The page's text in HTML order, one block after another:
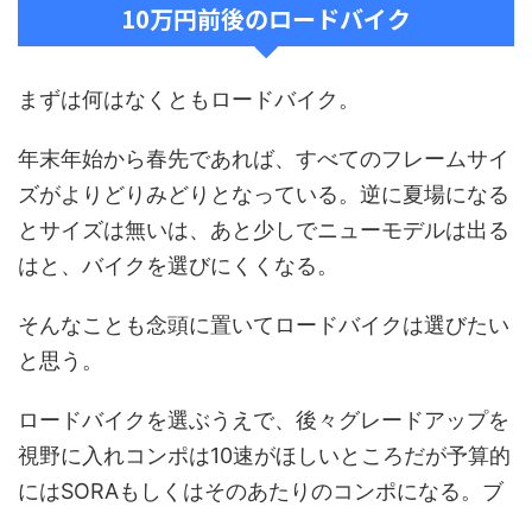
10万円前後のロードバイク
まずは何はなくともロードバイク。
年末年始から春先であれば、すべてのフレームサイ
ズがよりどりみどりとなっている。逆に夏場になる
とサイズは無いは、あと少しでニューモデルは出る
はと、バイクを選びにくくなる。
そんなことも念頭に置いてロードバイクは選びたい
と思う。
ロードバイクを選ぶうえで、後々グレードアップを
視野に入れコンポは10速がほしいところだが予算的
にはSORAもしくはそのあたりのコンポになる。ブ